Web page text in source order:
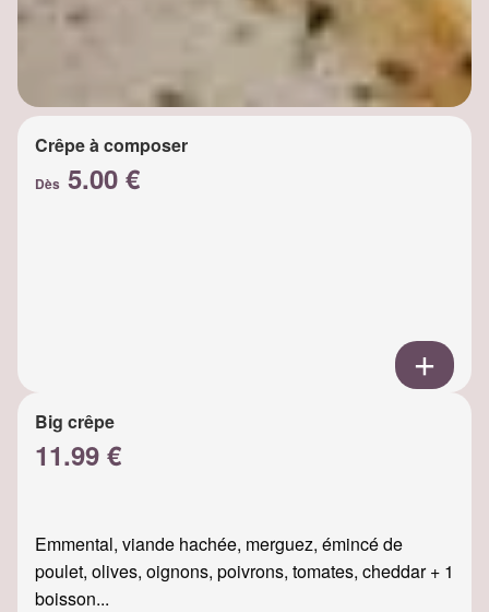
Crêpe à composer
Dès 5.00 €
Big crêpe
11.99 €
Emmental, viande hachée, merguez, émincé de
poulet, olives, oignons, poivrons, tomates, cheddar + 1
boisson...